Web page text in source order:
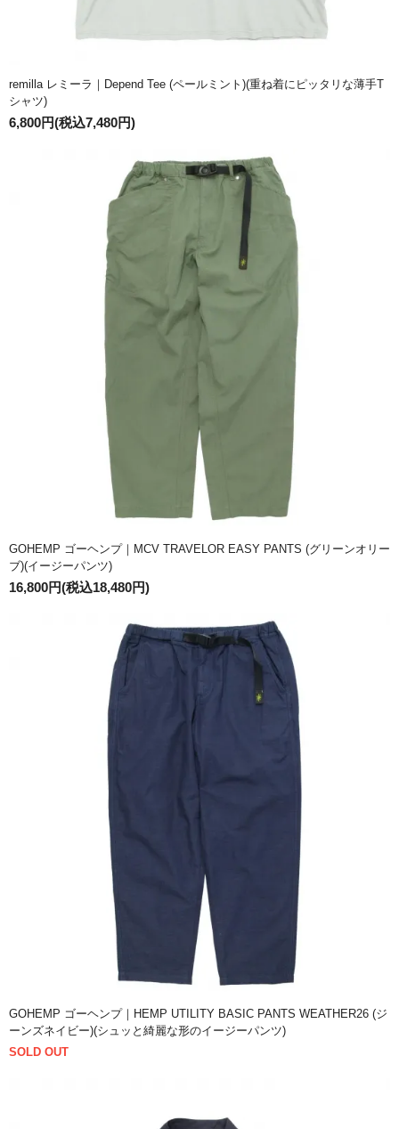
remilla レミーラ｜Depend Tee (ペールミント)(重ね着にピッタリな薄手T
シャツ)
6,800円(税込7,480円)
GOHEMP ゴーヘンプ｜MCV TRAVELOR EASY PANTS (グリーンオリー
ブ)(イージーパンツ)
16,800円(税込18,480円)
GOHEMP ゴーヘンプ｜HEMP UTILITY BASIC PANTS WEATHER26 (ジ
ーンズネイビー)(シュッと綺麗な形のイージーパンツ)
SOLD OUT